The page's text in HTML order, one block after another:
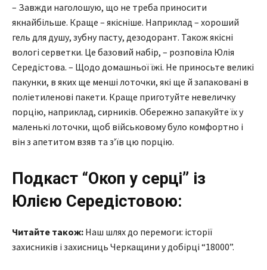
– Завжди наголошую, що не треба приносити
якнайбільше. Краще – якісніше. Наприклад – хороший
гель для душу, зубну пасту, дезодорант. Також якісні
вологі серветки. Це базовий набір, – розповіла Юлія
Середістова. – Щодо домашньої їжі. Не приносьте великі
пакунки, в яких ще менші лоточки, які ще й запаковані в
поліетиленові пакети. Краще приготуйте невеличку
порцію, наприклад, сирників. Обережно запакуйте їх у
маленькі лоточки, щоб військовому було комфортно і
він з апетитом взяв та з’їв цю порцію.
Подкаст “Окоп у серці” із
Юлією Середістовою:
Читайте також: Наш шлях до перемоги: історії
захисників і захисниць Черкащини у добірці “18000”.